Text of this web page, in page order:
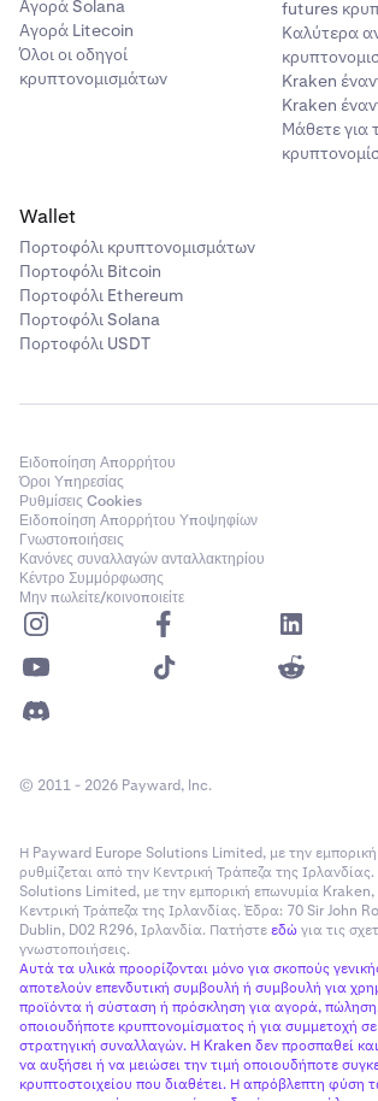
Αγορά Solana
Αγορά Litecoin
Όλοι οι οδηγοί
κρυπτονομισμάτων
futures
Καλύτερα
Kraken
Kraken
Μάθετε για
Wallet
Πορτοφόλι κρυπτονομισμάτων
Πορτοφόλι Bitcoin
Πορτοφόλι Ethereum
Πορτοφόλι Solana
Πορτοφόλι USDT
Ειδοποίηση Απορρήτου
Όροι Υπηρεσίας
Ρυθμίσεις Cookies
Ειδοποίηση Απορρήτου Υποψηφίων
Γνωστοποιήσεις
Κανόνες συναλλαγών ανταλλακτηρίου
Κέντρο Συμμόρφωσης
Μην πωλείτε/κοινοποιείτε
© 2011 - 2026 Payward, Inc.
Η Payward Europe Solutions Limited, με την
ρυθμίζεται από την Κεντρική Τράπεζα της
Solutions Limited, με την εμπορική επωνυμία Kraken,
Κεντρική Τράπεζα της Ιρλανδίας. Έδρα: 70 Sir John
Dublin, D02 R296, Ιρλανδία. Πατήστεεδώγια τις
γνωστοποιήσεις.
Αυτά τα υλικά προορίζονται μόνο για σκοπούς
αποτελούν επενδυτική συμβουλή ή συμβουλή για
προϊόντα ή σύσταση ή πρόσκληση για αγορά,
οποιουδήποτε κρυπτονομίσματος ή για συμμετοχή
στρατηγική συναλλαγών. Η Kraken δεν προσπαθεί
να αυξήσει ή να μειώσει την τιμή οποιουδήποτε
κρυπτοστοιχείου που διαθέτει. Η απρόβλεπτη φύση